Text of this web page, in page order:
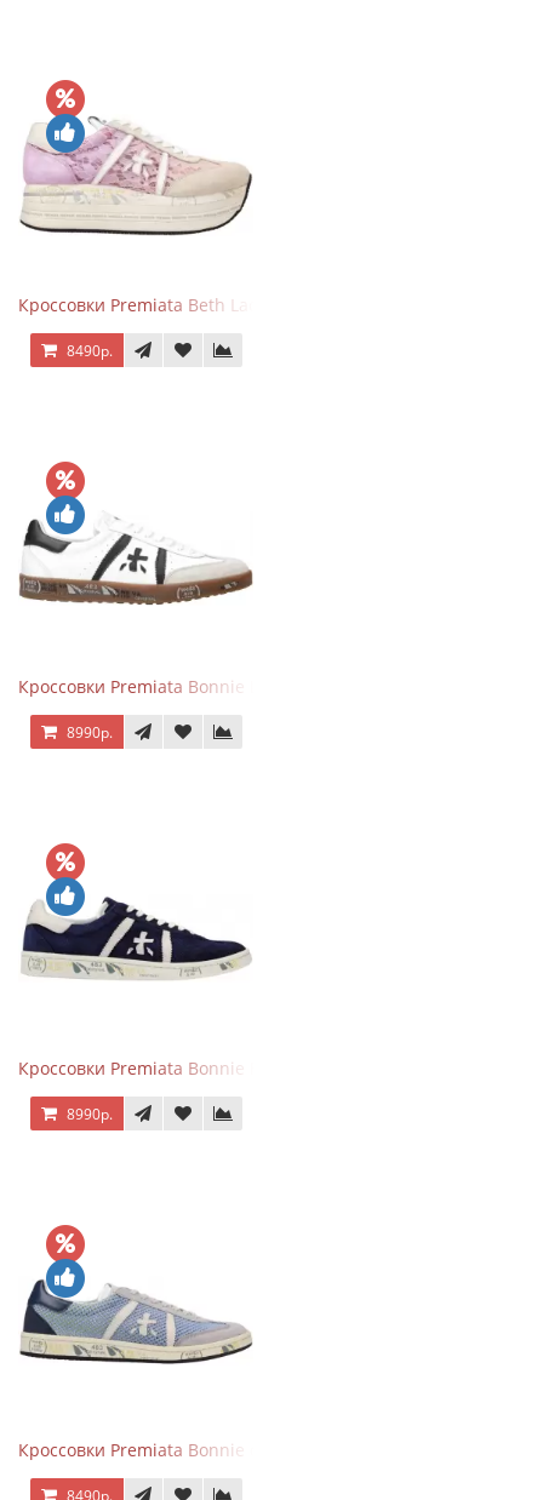
Кроссовки Premiata Beth Lace Light Pink Sand
8490р.
Кроссовки Premiata Bonnie Black White
8990р.
Кроссовки Premiata Bonnie Blue
8990р.
Кроссовки Premiata Bonnie серо-голубые
8490р.